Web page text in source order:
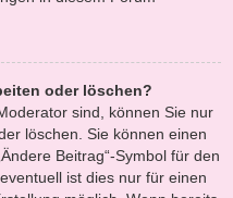
oder löschen?
sind, können Sie nur
löschen. Sie können einen
Beitrag“-Symbol für den
ist dies nur für einen